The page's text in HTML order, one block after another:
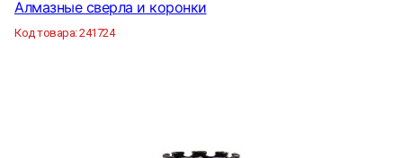
Алмазные сверла и коронки
Код товара:241724